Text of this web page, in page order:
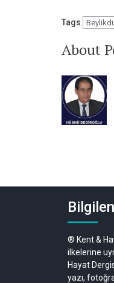
Tags
About
® Kent &
ilkelerine
Hayat
yazı,